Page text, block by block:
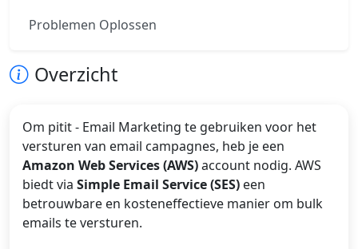
Problemen Oplossen
Overzicht
Om pitit - Email Marketing te gebruiken voor het
versturen van email campagnes, heb je een
Amazon Web Services (AWS)account nodig. AWS
biedt via Simple Email Service (SES) een
betrouwbare en kosteneffectieve manier om bulk
emails te versturen.